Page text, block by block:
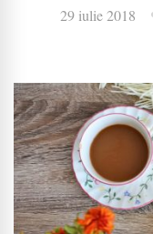
29 iulie 2018